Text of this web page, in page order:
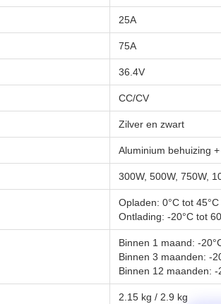
25A
75A
36.4V
CC/CV
Zilver en zwart
Aluminium behuizing +
300W, 500W, 750W,
Opladen: 0°C tot 45°C
Ontlading: -20°C tot
Binnen 1 maand: -
Binnen 3 maanden: -
Binnen 12 maanden: -
2.15 kg / 2.9 kg